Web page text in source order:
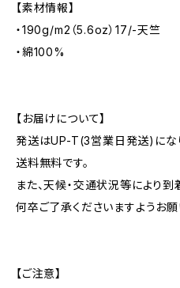
【素材情報】
・190g/m2（5.6oz）17/-天竺
・綿100%
【お届けについて】
発送はUP-T(3営業日発送)にな
送料無料です。
また、天候・交通状況等により
何卒ご了承くださいますようお願
【ご注意】